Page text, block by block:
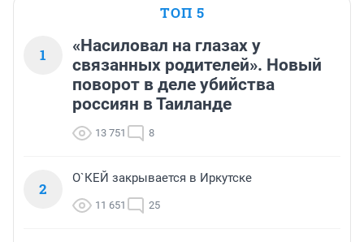
ТОП 5
1
«Насиловал на глазах у
связанных родителей». Новый
поворот в деле убийства
россиян в Таиланде
13 751 8
2
О`КЕЙ закрывается в Иркутске
11 651 25